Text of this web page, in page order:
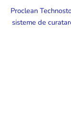
Proclean
sisteme de